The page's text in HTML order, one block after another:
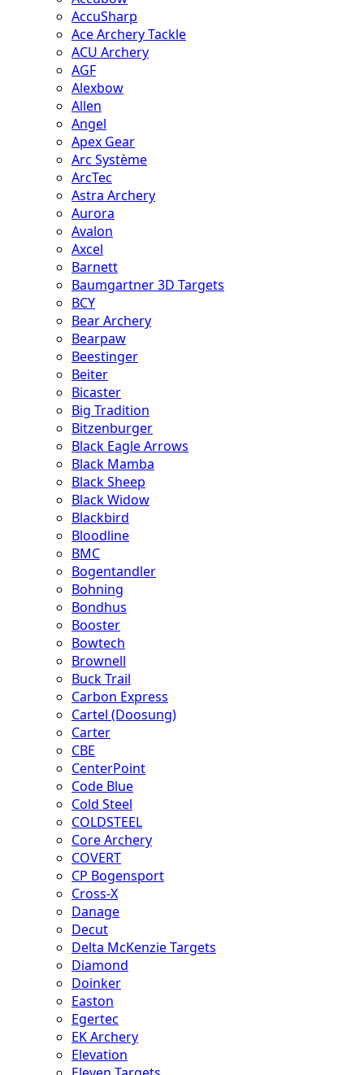
AccuSharp
Ace Archery Tackle
ACU Archery
AGF
Alexbow
Allen
Angel
Apex Gear
Arc Système
ArcTec
Astra Archery
Aurora
Avalon
Axcel
Barnett
Baumgartner 3D Targets
BCY
Bear Archery
Bearpaw
Beestinger
Beiter
Bicaster
Big Tradition
Bitzenburger
Black Eagle Arrows
Black Mamba
Black Sheep
Black Widow
Blackbird
Bloodline
BMC
Bogentandler
Bohning
Bondhus
Booster
Bowtech
Brownell
Buck Trail
Carbon Express
Cartel (Doosung)
Carter
CBE
CenterPoint
Code Blue
Cold Steel
COLDSTEEL
Core Archery
COVERT
CP Bogensport
Cross-X
Danage
Decut
Delta McKenzie Targets
Diamond
Doinker
Easton
Egertec
EK Archery
Elevation